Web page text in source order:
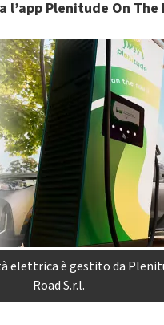
l’app Plenitude On The
elettrica è gestito da
Road S.r.l.